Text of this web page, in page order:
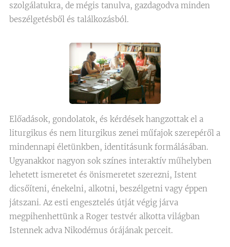
szolgálatukra, de mégis tanulva, gazdagodva minden
beszélgetésből és találkozásból.
Előadások, gondolatok, és kérdések hangzottak el a
liturgikus és nem liturgikus zenei műfajok szerepéről a
mindennapi életünkben, identitásunk formálásában.
Ugyanakkor nagyon sok színes interaktív műhelyben
lehetett ismeretet és önismeretet szerezni, Istent
dicsőíteni, énekelni, alkotni, beszélgetni vagy éppen
játszani. Az esti engesztelés útját végig járva
megpihenhettünk a Roger testvér alkotta világban
Istennek adva Nikodémus órájának perceit.